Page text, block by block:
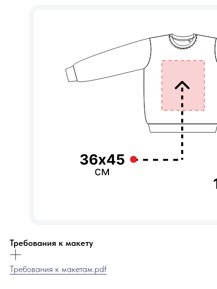
Требования к макету
Требования к макетам.pdf